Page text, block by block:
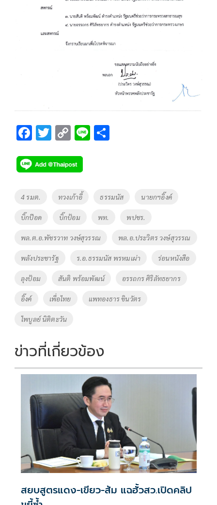
F
e
b
o
o
k
T
tt
er
C
p
y
Li
n
k
Li
Tags
4 รมต. ทวงเก้าอี้ ธรรมนัส นายกฯอิ๊งค์
บิ๊กป๊อด บิ๊กป้อม พท. พปชร.
พล.ต.อ.พัชรวาท วงษ์สุวรรณ พล.อ.ประวิตร วงษ์สุวรรณ
พลังประชารัฐ ร.อ.ธรรมนัส พรหมเผ่า ร่อนหนังสือ
ลุงป้อม สันติ พร้อมพัฒน์ อรรถกร ศิริลัทธยากร
อิ๊งค์ เพื่อไทย แพทองธาร ขินวัตร
ไพบูลย์ นิติตะวัน
ข่าวที่เกี่ยวข้อง
สยบสูตรแดง-เขียว-ส้ม แฉฮั้วสว.เปิดคลิป